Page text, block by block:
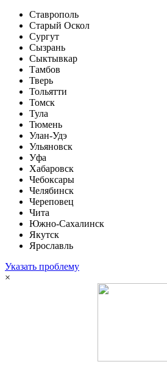
Ставрополь
Старый Оскол
Сургут
Сызрань
Сыктывкар
Тамбов
Тверь
Тольятти
Томск
Тула
Тюмень
Улан-Удэ
Ульяновск
Уфа
Хабаровск
Чебоксары
Челябинск
Череповец
Чита
Южно-Сахалинск
Якутск
Ярославль
Указать проблему
×